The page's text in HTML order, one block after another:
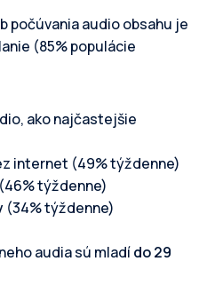
počúvania audio obsahu je
(85% populácie
ako najčastejšie
internet (49% týždenne)
(46% týždenne)
(34% týždenne)
audia sú mladído 29